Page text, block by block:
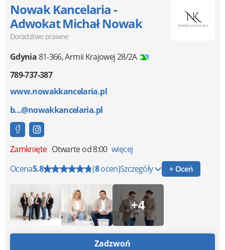
Nowak Kancelaria -
Adwokat Michał Nowak
Doradztwo prawne
Gdynia81-366,Armii Krajowej 28/2A
789-737-387
www.nowakkancelaria.pl
b...@nowakkancelaria.pl
Zamknięte Otwarte od 8:00 więcej
Ocena5.8 (8ocen)Szczegóły + Oceń
+4
Zadzwoń